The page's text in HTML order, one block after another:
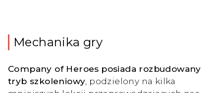
Mechanika gry
Company of Heroes posiada rozbudowany
tryb szkoleniowy , podzielony na kilka